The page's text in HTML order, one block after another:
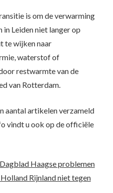
is om de verwarming
in Leiden niet langer op
te wijken naar
waterstof of
restwarmte van de
van Rotterdam.
aantal artikelen verzameld
vindt u ook op de officiële
Haagse problemen
Rijnland niet tegen